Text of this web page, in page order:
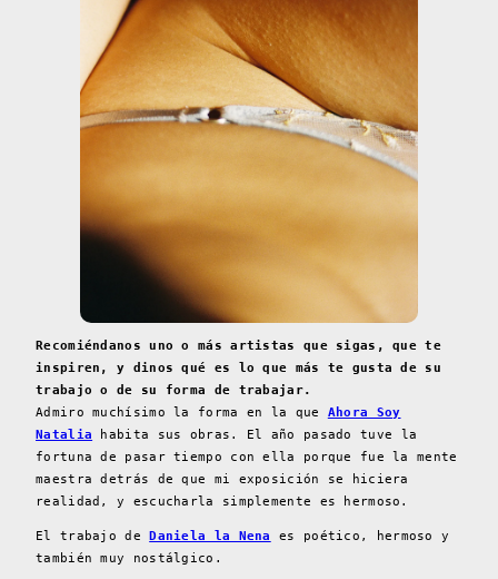
Recomiéndanos uno o más artistas que sigas, que te
inspiren, y dinos qué es lo que más te gusta de su
trabajo o de su forma de trabajar.
Admiro muchísimo la forma en la que Ahora Soy
Natalia habita sus obras. El año pasado tuve la
fortuna de pasar tiempo con ella porque fue la mente
maestra detrás de que mi exposición se hiciera
realidad, y escucharla simplemente es hermoso.
El trabajo de Daniela la Nena
es poético, hermoso y
también muy nostálgico.